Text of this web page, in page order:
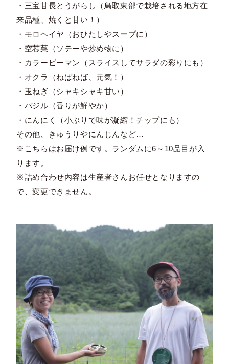
・三宝甘長とうがらし（鳥取東部で栽培される地方在
来品種、焼くと甘い！）
・モロヘイヤ（おひたしやスープに）
・空芯菜（ソテーや炒め物に）
・カラーピーマン（スライスしてサラダの彩りにも）
・オクラ（ねばねば、元気！）
・玉ねぎ（シャキシャキ甘い）
・バジル（香りが鮮やか）
・にんにく（小ぶりで味が凝縮！チップにも）
その他、きゅうりやにんじんなど…
※こちらはお届け例です。ランダムに6～10品目が入
ります。
※詰め合わせ内容は生産者さんお任せとなりますの
で、変更できません。